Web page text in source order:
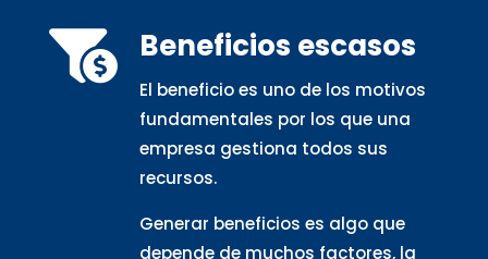
 Beneficios escasos
El beneficio es uno de los motivos
fundamentales por los que una
empresa gestiona todos sus
recursos.
Generar beneficios es algo que
depende de muchos factores, la